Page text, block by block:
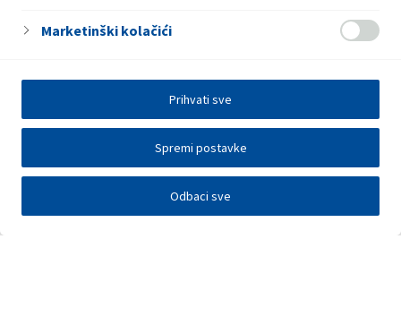
Marketinški kolačići
Odbaci sve
Spremi postavke
Prihvati sve